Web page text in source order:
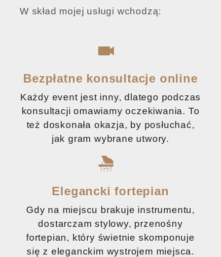
W skład mojej usługi wchodzą:
Bezpłatne konsultacje online
Każdy event jest inny, dlatego podczas
konsultacji omawiamy oczekiwania. To
też doskonała okazja, by posłuchać,
jak gram wybrane utwory.
Elegancki fortepian
Gdy na miejscu brakuje instrumentu,
dostarczam stylowy, przenośny
fortepian, który świetnie skomponuje
się z eleganckim wystrojem miejsca.